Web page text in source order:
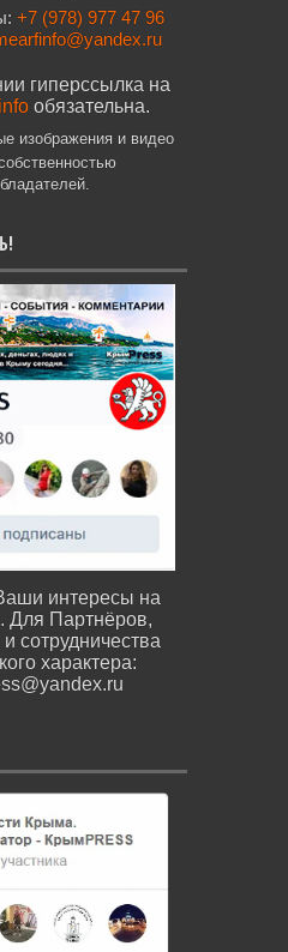
+7 (978) 977 47 96
гиперссылка на
обязательна.
изображения и видео
интересы на
Для Партнёров,
сотрудничества
характера: